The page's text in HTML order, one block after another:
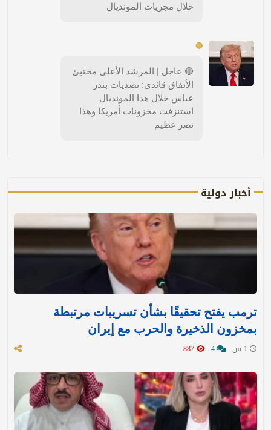
خلال مجريات المونديال
🔴
🔴 عاجل | المرشد الأعلى مختبئ
الأنفاق قائدي: تصديات بندر
عباس خلال هذا المونديال
استنزفت مخزونات أمريكا وهذا
نصر عظيم
أخبار دولية
ترمب يفتح تحقيقًا بشأن تسريبات مرتبطة
بمخزون الذخيرة والحرب مع إيران